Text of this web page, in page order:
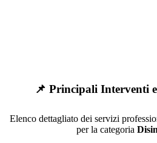
📌 Principali Interventi
Elenco dettagliato dei servizi
per la categoria